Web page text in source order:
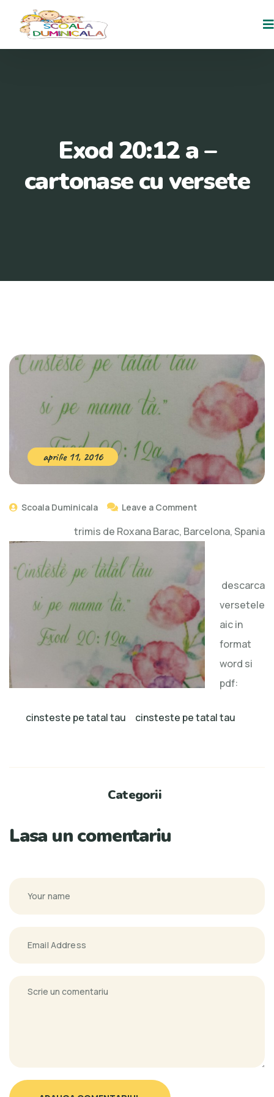
Exod 20:12 a –
cartonase cu versete
aprilie 11, 2016
Scoala Duminicala Leave a Comment
trimis de Roxana Barac, Barcelona, Spania
descarca
versetele
aic in
format
word si
pdf:
cinsteste pe tatal tau cinsteste pe tatal tau
Categorii
Lasa un comentariu